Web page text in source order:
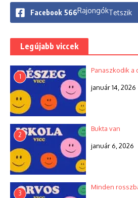
Facebook 566RajongókTetszik
Legújabb viccek
1
Panaszkodik a
január 14, 2026
2
Bukta van
január 6, 2026
3
Minden